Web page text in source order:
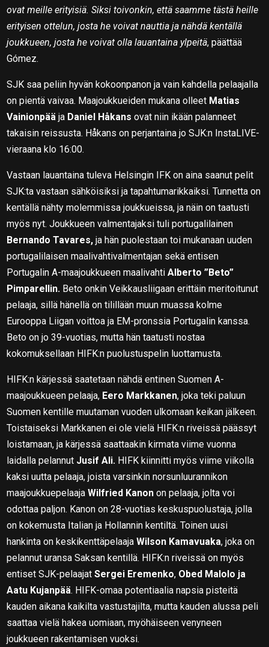
ovat meille erityisiä. Siksi toivonkin, että saamme tästä heille
erityisen ottelun, josta he voivat nauttia ja nähdä kentällä
joukkueen, josta he voivat olla lauantaina ylpeitä, päättää
Gómez.
SJK saa peliin hyvän kokoonpanon ja vain kahdella pelaajalla
on pientä vaivaa. Maajoukkueiden mukana olleet Matias
Vainionpää ja Daniel Håkans ovat niin ikään palanneet
takaisin reissusta. Håkans on perjantaina jo SJK:n InstaLIVE-
vieraana klo 16:00.
Vastaan lauantaina tuleva Helsingin IFK on aina saanut pelit
SJK:ta vastaan sähköisiksi ja tapahtumarikkaiksi. Tunnetta on
kentällä nähty molemmissa joukkueissa, ja näin on taatusti
myös nyt. Joukkueen valmentajaksi tuli portugalilainen
Bernando Tavares, ja hän puolestaan toi mukanaan uuden
portugalilaisen maalivahtivalmentajan sekä entisen
Portugalin A-maajoukkueen maalivahtiAlberto ”Beto”
Pimparellin. Beto onkin Veikkausliigaan erittäin meritoitunut
pelaaja, sillä hänellä on tilillään muun muassa kolme
Eurooppa Liigan voittoa ja EM-pronssia Portugalin kanssa.
Beto on jo 39-vuotias, mutta hän taatusti nostaa
kokomuksellaan HIFK:n puolustuspelin luottamusta.
HIFK:n kärjessä saatetaan nähdä entinen Suomen A-
maajoukkueen pelaaja, Eero Markkanen, joka teki paluun
Suomen kentille muutaman vuoden ulkomaan keikan jälkeen.
Toistaiseksi Markkanen ei ole vielä HIFK:n riveissä päässyt
loistamaan, ja kärjessä saattaakin kirmata viime vuonna
laidalla pelannut Jusif Ali. HIFK kiinnitti myös viime viikolla
kaksi uutta pelaaja, joista varsinkin norsunluurannikon
maajoukkuepelaajaWilfried Kanon on pelaaja, jolta voi
odottaa paljon. Kanon on 28-vuotias keskuspuolustaja, jolla
on kokemusta Italian ja Hollannin kentiltä. Toinen uusi
hankinta on keskikenttäpelaajaWilson Kamavuaka, joka on
pelannut uransa Saksan kentillä. HIFK:n riveissä on myös
entiset SJK-pelaajat Sergei Eremenko, Obed Malolo ja
Aatu Kujanpää. HIFK-omaa potentiaalia napsia pisteitä
kauden aikana kaikilta vastustajilta, mutta kauden alussa peli
saattaa vielä hakea uomiaan, myöhäiseen venyneen
joukkueen rakentamisen vuoksi.